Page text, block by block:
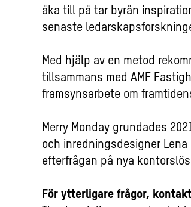
åka till på tar byrån
senaste
Med hjälp av en metod
tillsammans med AMF
framsynsarbete om
Merry Monday grundades
och inredningsdesigner
efterfrågan på nya
För ytterligare frågor,